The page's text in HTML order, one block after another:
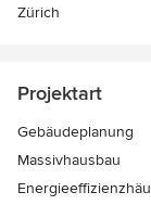
Zürich
Projektart
Gebäudeplanung
Massivhausbau